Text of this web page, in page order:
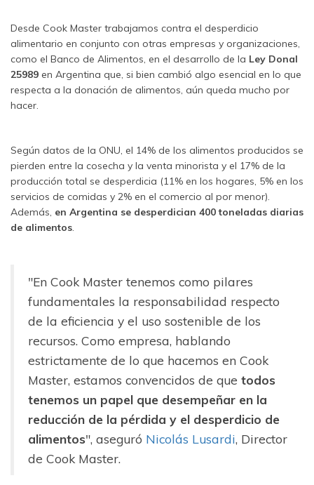
Desde Cook Master trabajamos contra el desperdicio
alimentario en conjunto con otras empresas y organizaciones,
como el Banco de Alimentos, en el desarrollo de la Ley Donal
25989 en Argentina que, si bien cambió algo esencial en lo que
respecta a la donación de alimentos, aún queda mucho por
hacer.
Según datos de la ONU, el 14% de los alimentos producidos se
pierden entre la cosecha y la venta minorista y el 17% de la
producción total se desperdicia (11% en los hogares, 5% en los
servicios de comidas y 2% en el comercio al por menor).
Además, en Argentina se desperdician 400 toneladas diarias
de alimentos
"En Cook Master tenemos como pilares
fundamentales la responsabilidad respecto
de la eficiencia y el uso sostenible de los
recursos. Como empresa, hablando
estrictamente de lo que hacemos en Cook
Master, estamos convencidos de que todos
tenemos un papel que desempeñar en la
reducción de la pérdida y el desperdicio de
alimentos", aseguró Nicolás Lusardi, Director
de Cook Master.